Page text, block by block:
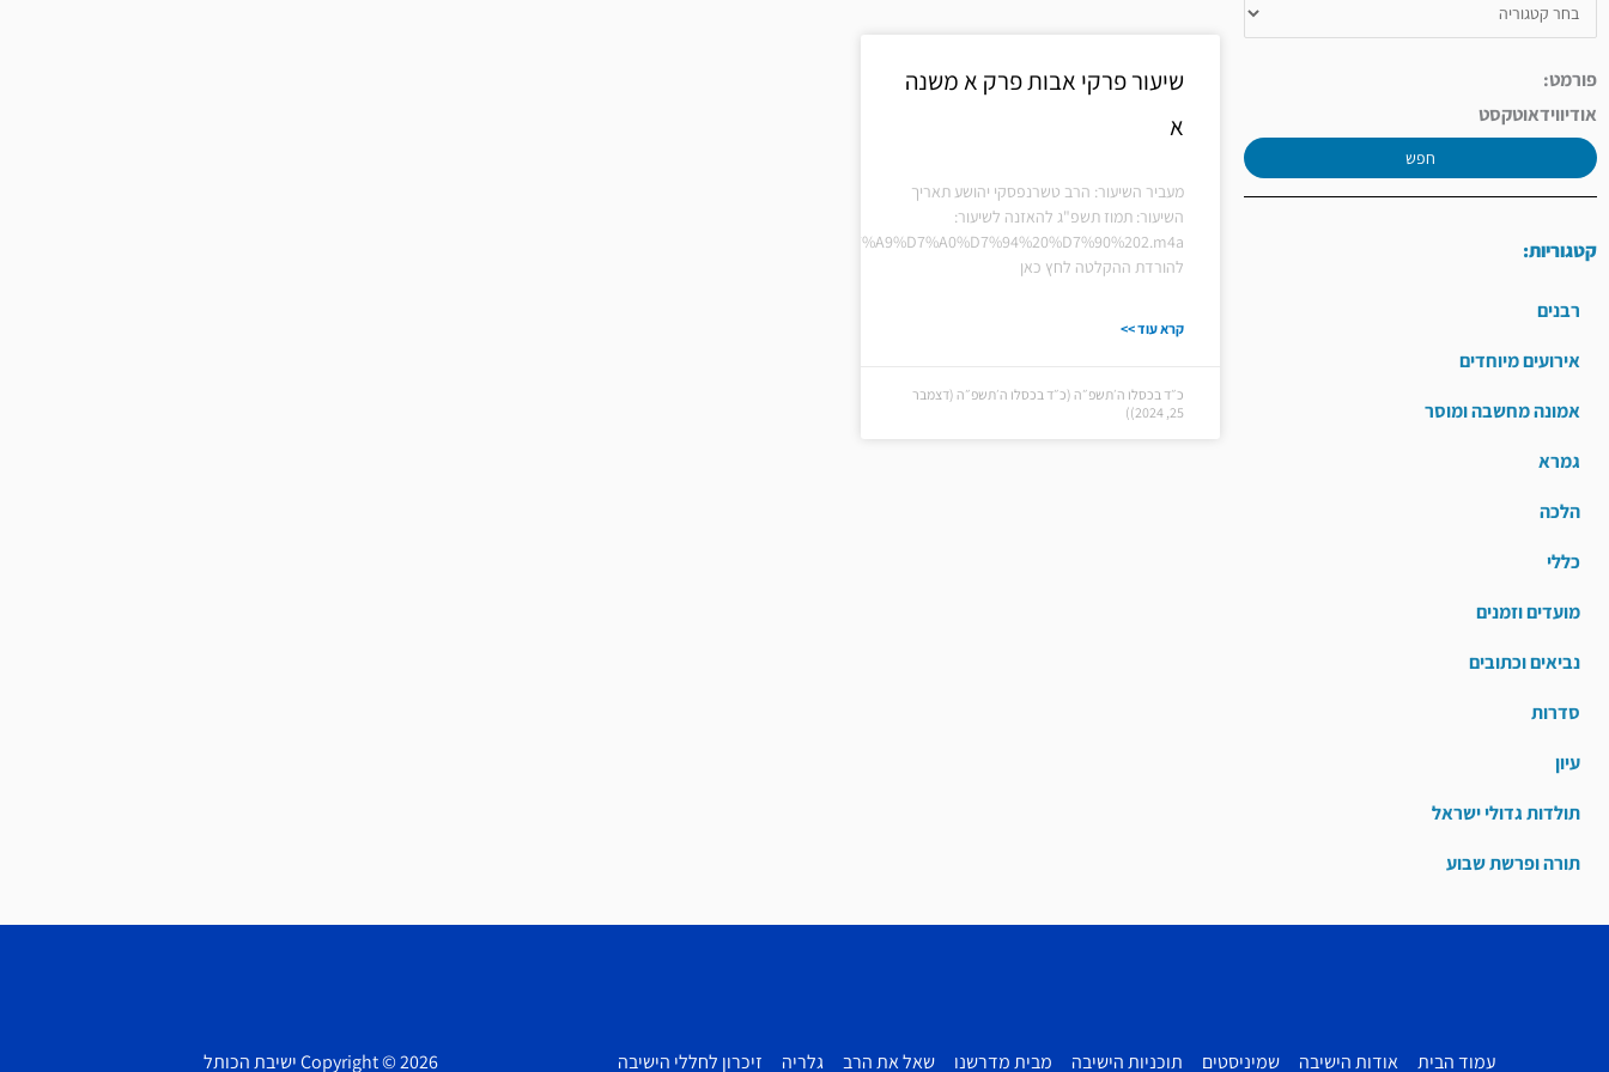
פורמט:
אודיווידאוטקסט
חפש
קטגוריות:
רבנים
אירועים מיוחדים
אמונה מחשבה ומוסר
גמרא
הלכה
כללי
מועדים וזמנים
נביאים וכתובים
סדרות
עיון
תולדות גדולי ישראל
תורה ופרשת שבוע
שיעור פרקי אבות פרק א משנה
א
מעביר השיעור: הרב טשרנפסקי יהושע תאריך
השיעור: תמוז תשפ"ג להאזנה לשיעור:
להורדת ההקלטה לחץ כאן
קרא עוד >>
כ״ד בכסלו ה׳תשפ״ה (כ״ד בכסלו ה׳תשפ״ה (דצמבר
25, 2024))
עמוד הבית אודות הישיבה שמיניסטים תוכניות הישיבה מבית מדרשנו שאל את הרב גלריה זיכרון לחללי הישיבה Copyright © 2026 ישיבת הכותל